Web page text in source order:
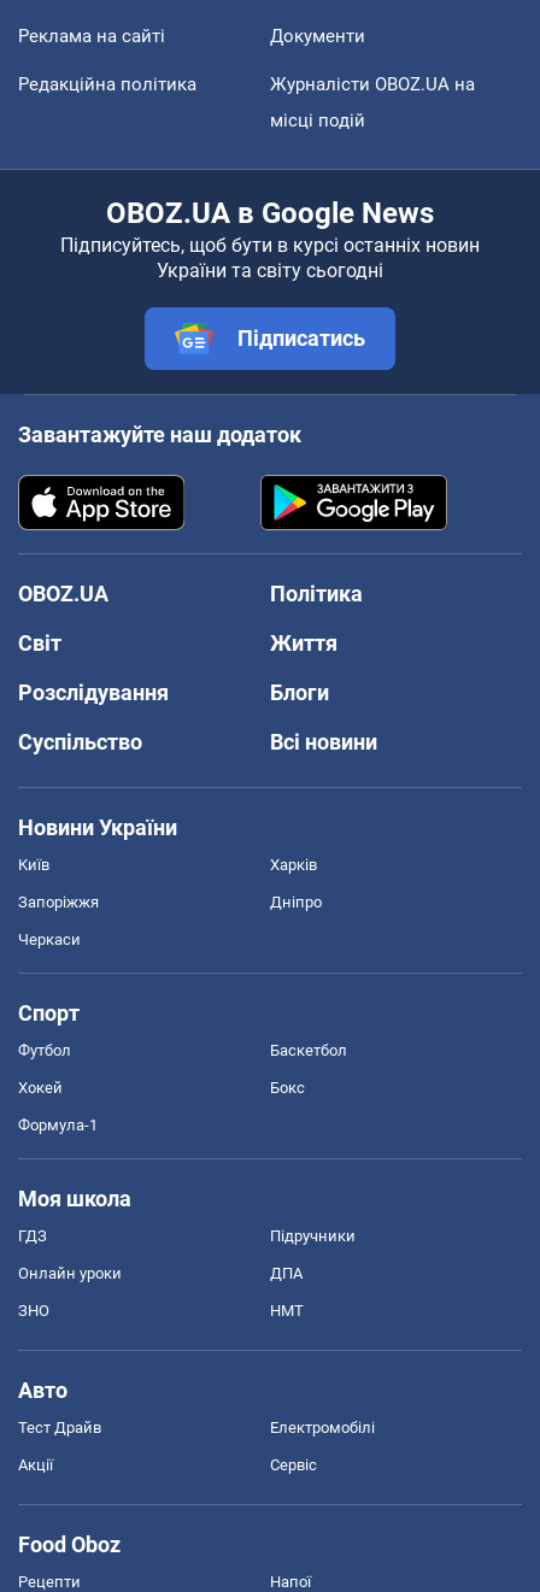
Реклама на сайті Документи
Редакційна політика
Журналісти OBOZ.UA на
місці подій
OBOZ.UA в Google News
Підписуйтесь, щоб бути в курсі останніх новин
України та світу сьогодні
Підписатись
Завантажуйте наш додаток
OBOZ.UA
Політика
Світ
Життя
Розслідування
Блоги
Суспільство
Всі новини
Новини України
Київ Харків
Запоріжжя Дніпро
Черкаси
Спорт
Футбол Баскетбол
Хокей Бокс
Формула-1
Моя школа
ГДЗ Підручники
Онлайн уроки ДПА
ЗНО НМТ
Авто
Тест Драйв Електромобілі
Акції Сервіс
Food Oboz
Рецепти Напої